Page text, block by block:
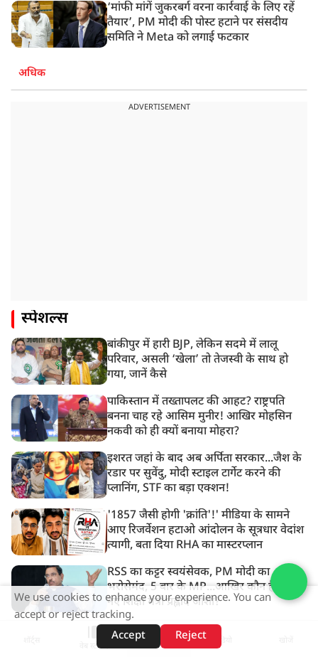
‘मांफी मांगें जुकरबर्ग वरना कार्रवाई के लिए रहें
तैयार’, PM मोदी की पोस्ट हटाने पर संसदीय
समिति ने Meta को लगाई फटकार
अधिक
ADVERTISEMENT
स्पेशल्स
बांकीपुर में हारी BJP, लेकिन सदमे में लालू
परिवार, असली ‘खेला’ तो तेजस्वी के साथ हो
गया, जानें कैसे
पाकिस्तान में तख्तापलट की आहट? राष्ट्रपति
बनना चाह रहे आसिम मुनीर! आखिर मोहसिन
नकवी को ही क्यों बनाया मोहरा?
इशरत जहां के बाद अब अर्पिता सरकार...जैश के
रडार पर सुवेंदु, मोदी स्टाइल टार्गेट करने की
प्लानिंग, STF का बड़ा एक्शन!
'1857 जैसी होगी 'क्रांति'!' मीडिया के सामने
आए रिजर्वेशन हटाओ आंदोलन के सूत्रधार वेदांश
त्यागी, बता दिया RHA का मास्टरप्लान
RSS का कट्टर स्वयंसेवक, PM मोदी का
भरोसेमंद, 5 बार के MP...आखिर कौन हैं देश के
नए शिक्षा मंत्री प्रह्लाद जोशी?
वेब स्टोरीज़
We use cookies to enhance your experience. You can
accept or reject tracking.
Accept
Reject